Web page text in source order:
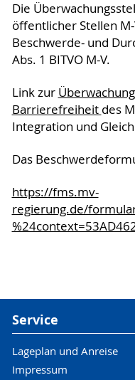
Die
öffentlicher Stellen
Beschwerde- und
Abs. 1 BITVO M-V.
Link zur
Barrierefreiheit des
Integration und
Das
https://fms.mv-
regierung.de/
Service
Lageplan und Anreise
Impressum